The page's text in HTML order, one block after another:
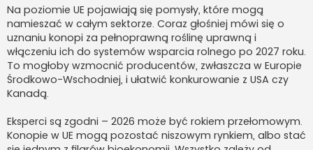
Na poziomie UE pojawiają się pomysły, które mogą
namieszać w całym sektorze. Coraz głośniej mówi się o
uznaniu konopi za pełnoprawną roślinę uprawną i
włączeniu ich do systemów wsparcia rolnego po 2027 roku.
To mogłoby wzmocnić producentów, zwłaszcza w Europie
Środkowo-Wschodniej, i ułatwić konkurowanie z USA czy
Kanadą.
Eksperci są zgodni – 2026 może być rokiem przełomowym.
Konopie w UE mogą pozostać niszowym rynkiem, albo stać